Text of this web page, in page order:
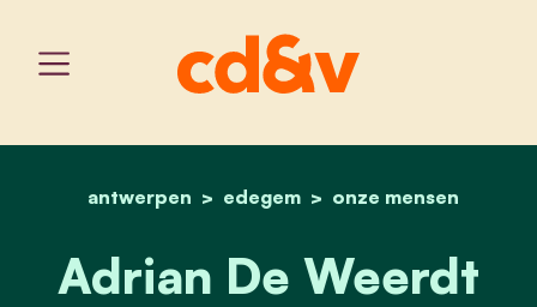
home
antwerpen edegem onze mensen
adrian de weerdt
Adrian De Weerdt